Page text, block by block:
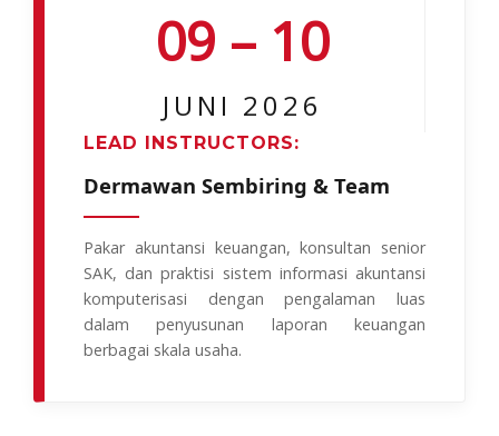
09 – 10
JUNI 2026
LEAD INSTRUCTORS:
Dermawan Sembiring & Team
Pakar akuntansi keuangan, konsultan senior
SAK, dan praktisi sistem informasi akuntansi
komputerisasi dengan pengalaman luas
dalam penyusunan laporan keuangan
berbagai skala usaha.